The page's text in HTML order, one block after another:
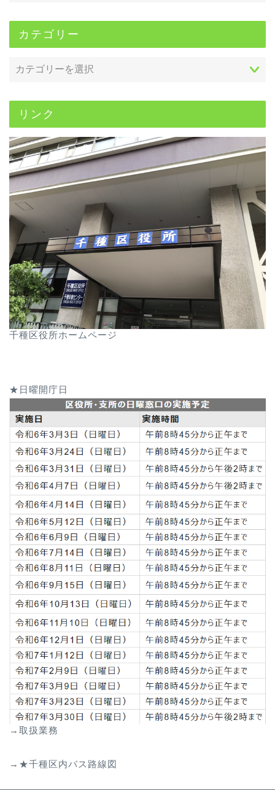
カテゴリー
リンク
千種区役所ホームページ
★日曜開庁日
→取扱業務
→★千種区内バス路線図